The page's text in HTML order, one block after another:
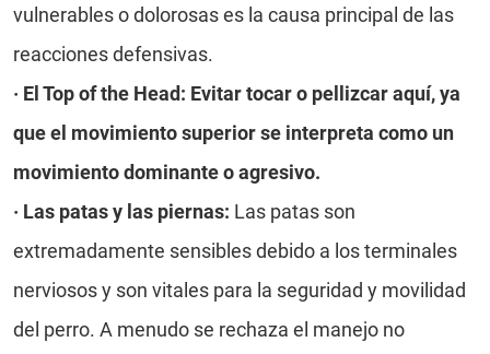
vulnerables o dolorosas es la causa principal de las
reacciones defensivas.
· El Top of the Head: Evitar tocar o pellizcar aquí, ya
que el movimiento superior se interpreta como un
movimiento dominante o agresivo.
· Las patas y las piernas: Las patas son
extremadamente sensibles debido a los terminales
nerviosos y son vitales para la seguridad y movilidad
del perro. A menudo se rechaza el manejo no